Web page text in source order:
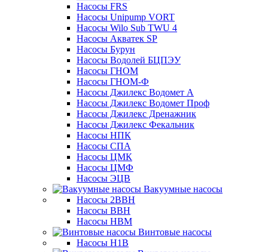
Насосы FRS
Насосы Unipump VORT
Насосы Wilo Sub TWU 4
Насосы Акватек SP
Насосы Бурун
Насосы Водолей БЦПЭУ
Насосы ГНОМ
Насосы ГНОМ-Ф
Насосы Джилекс Водомет А
Насосы Джилекс Водомет Проф
Насосы Джилекс Дренажник
Насосы Джилекс Фекальник
Насосы НПК
Насосы СПА
Насосы ЦМК
Насосы ЦМФ
Насосы ЭЦВ
Вакуумные насосы
Насосы 2ВВН
Насосы ВВН
Насосы НВМ
Винтовые насосы
Насосы Н1В